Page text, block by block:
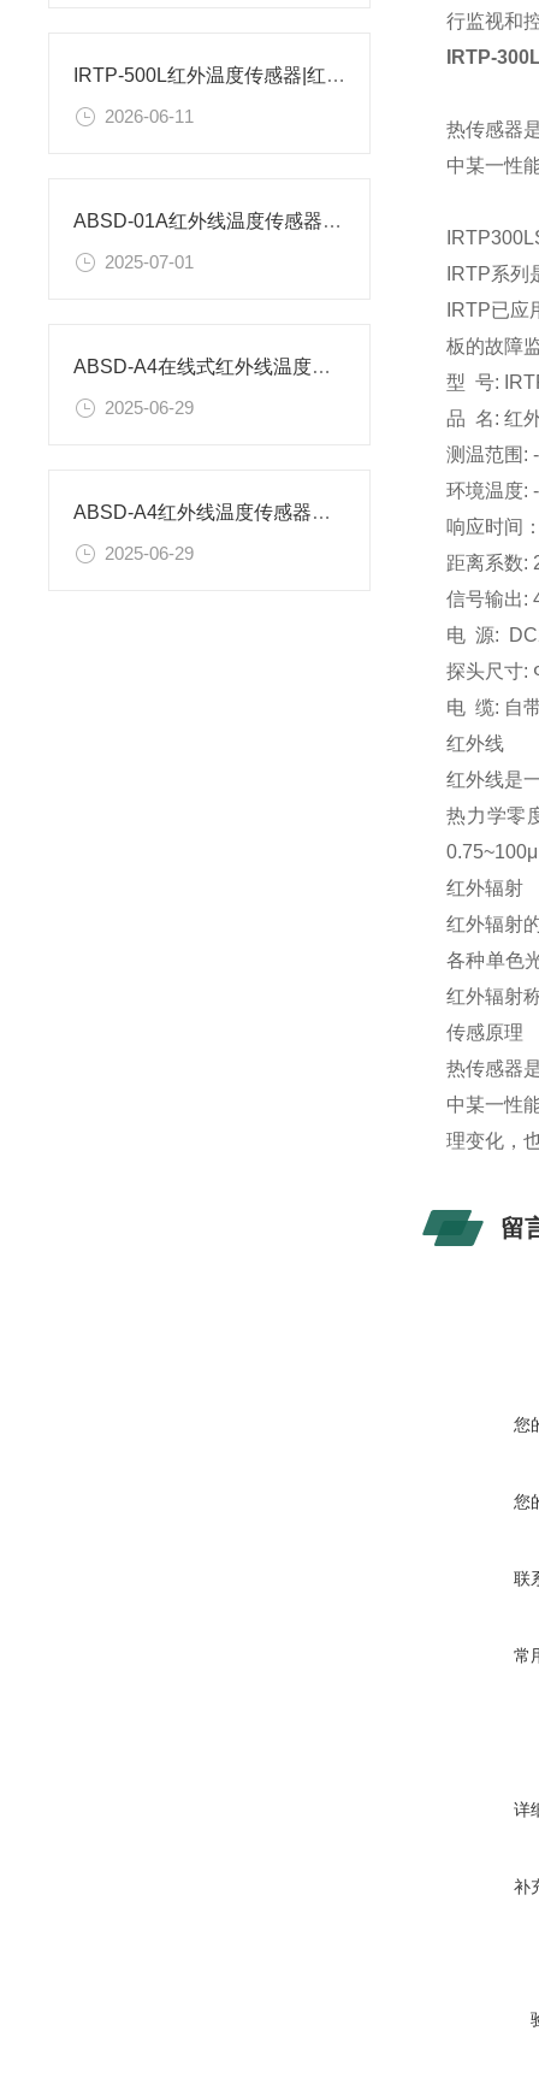
IRTP-500L红外温度传感器|红外线温度传感器-IRTP-500LS
2026-06-11
ABSD-01A红外线温度传感器ABSD-01A工业红外温度传感器量程
2025-07-01
ABSD-A4在线式红外线温度传感器图文参数解析
2025-06-29
ABSD-A4红外线温度传感器量程解析
2025-06-29
行监视和
IRTP-
热传感器
中某一性
IRTP系
IRTP已
板的故障
型 号:
品 名: 红
测温范围:
环境温度:
响应时间
距离系数:
信号输出:
电 源:
探头尺寸:
电 缆: 自
红外线
红外线是
热力学零
红外辐射
红外辐射
各种单色
红外辐射
传感原理
热传感器
中某一性
理变化，
留
您
您
联
常
详
补